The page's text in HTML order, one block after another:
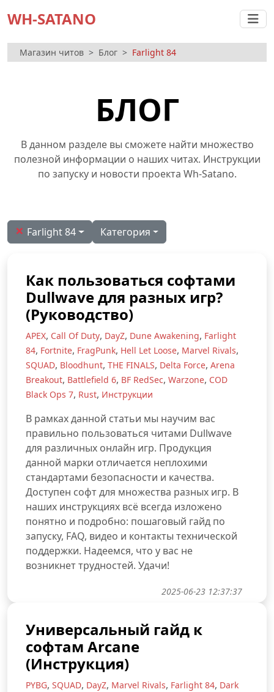
WH-SATANO
Магазин читов Блог Farlight 84
БЛОГ
В данном разделе вы сможете найти множество
полезной информации о наших читах. Инструкции
по запуску и новости проекта Wh-Satano.
× Farlight 84 Категория
Как пользоваться софтами
Dullwave для разных игр?
(Руководство)
APEX, Call Of Duty, DayZ, Dune Awakening, Farlight
84, Fortnite, FragPunk, Hell Let Loose, Marvel Rivals,
SQUAD, Bloodhunt, THE FINALS, Delta Force, Arena
Breakout, Battlefield 6, BF RedSec, Warzone, COD
Black Ops 7, Rust, Инструкции
В рамках данной статьи мы научим вас
правильно пользоваться читами Dullwave
для различных онлайн игр. Продукция
данной марки отличается неплохими
стандартами безопасности и качества.
Доступен софт для множества разных игр. В
наших инструкциях всё всегда изложено
понятно и подробно: пошаговый гайд по
запуску, FAQ, видео и контакты технической
поддержки. Надеемся, что у вас не
возникнет трудностей. Удачи!
2025-06-23 12:37:37
Универсальный гайд к
софтам Arcane
(Инструкция)
PYBG, SQUAD, DayZ, Marvel Rivals, Farlight 84, Dark